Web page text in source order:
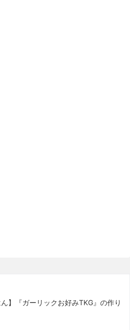
ん】『ガーリックお好みTKG』の作り